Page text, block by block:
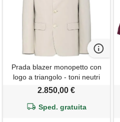
Prada blazer monopetto con
logo a triangolo - toni neutri
2.850,00 €
Sped. gratuita